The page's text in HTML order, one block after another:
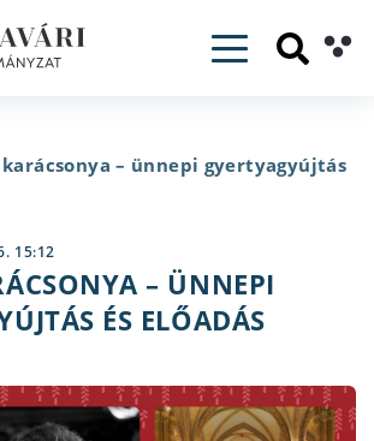
Toggle
– ünnepi gyertyagyújtás
15:12
– ÜNNEPI
ÉS ELŐADÁS